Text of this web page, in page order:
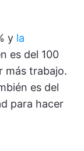
y la
es del 100
más trabajo.
es del
para hacer